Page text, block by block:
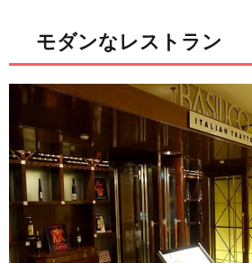
モダンなレストラン